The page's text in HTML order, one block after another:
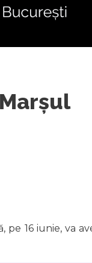
16 iunie, va